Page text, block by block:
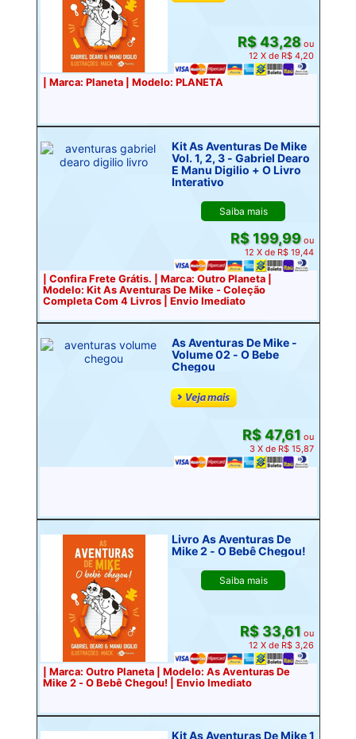
| Marca: Planeta | Modelo: PLANETA
R$ 43,28ou
12 X de R$ 4,20
Kit As Aventuras De Mike
Vol. 1, 2, 3 - Gabriel Dearo
E Manu Digilio + O Livro
Interativo
Saiba mais
| Confira Frete Grátis. | Marca: Outro Planeta |
Modelo: Kit As Aventuras De Mike - Coleção
Completa Com 4 Livros | Envio Imediato
R$ 199,99ou
12 X de R$ 19,44
As Aventuras De Mike -
Volume 02 - O Bebe
Chegou
R$ 47,61 ou
3 X de R$ 15,87
Livro As Aventuras De
Mike 2 - O Bebê Chegou!
Saiba mais
| Marca: Outro Planeta | Modelo: As Aventuras De
Mike 2 - O Bebê Chegou! | Envio Imediato
R$ 33,61 ou
12 X de R$ 3,26
Kit As Aventuras De Mike 1